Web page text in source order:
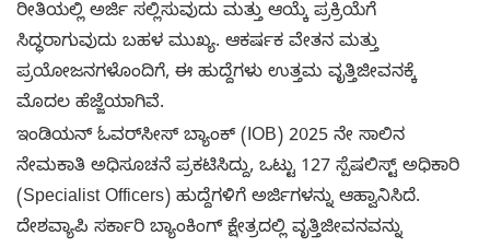
ರೀತಿಯಲ್ಲಿ ಅರ್ಜಿ ಸಲ್ಲಿಸುವುದು ಮತ್ತು ಆಯ್ಕೆ ಪ್ರಕ್ರಿಯೆಗೆ
ಸಿದ್ಧರಾಗುವುದು ಬಹಳ ಮುಖ್ಯ. ಆಕರ್ಷಕ ವೇತನ ಮತ್ತು
ಪ್ರಯೋಜನಗಳೊಂದಿಗೆ, ಈ ಹುದ್ದೆಗಳು ಉತ್ತಮ ವೃತ್ತಿಜೀವನಕ್ಕೆ
ಮೊದಲ ಹೆಜ್ಜೆಯಾಗಿವೆ.
ಇಂಡಿಯನ್ ಓವರ್‌ಸೀಸ್ ಬ್ಯಾಂಕ್ (IOB) 2025 ನೇ ಸಾಲಿನ
ನೇಮಕಾತಿ ಅಧಿಸೂಚನೆ ಪ್ರಕಟಿಸಿದ್ದು, ಒಟ್ಟು 127 ಸ್ಪೆಷಲಿಸ್ಟ್ ಅಧಿಕಾರಿ
(Specialist Officers) ಹುದ್ದೆಗಳಿಗೆ ಅರ್ಜಿಗಳನ್ನು ಆಹ್ವಾನಿಸಿದೆ.
ದೇಶವ್ಯಾಪಿ ಸರ್ಕಾರಿ ಬ್ಯಾಂಕಿಂಗ್ ಕ್ಷೇತ್ರದಲ್ಲಿ ವೃತ್ತಿಜೀವನವನ್ನು